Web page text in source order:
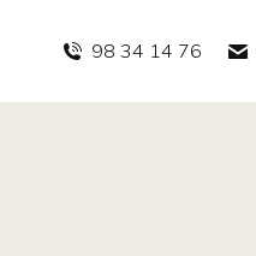
98 34 14 76